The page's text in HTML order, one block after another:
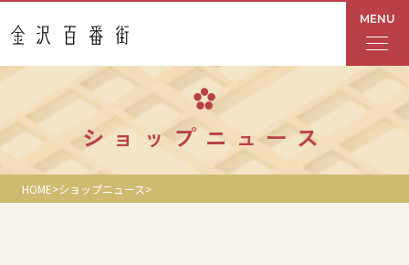
MENU
フロアガイド
あんと
Rinto
ショップニュース
HOME ショップニュース